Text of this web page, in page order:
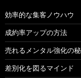
効率的な集客ノウハウ
成約率アップの方法
売れるメンタル強化の
差別化を図るマインド